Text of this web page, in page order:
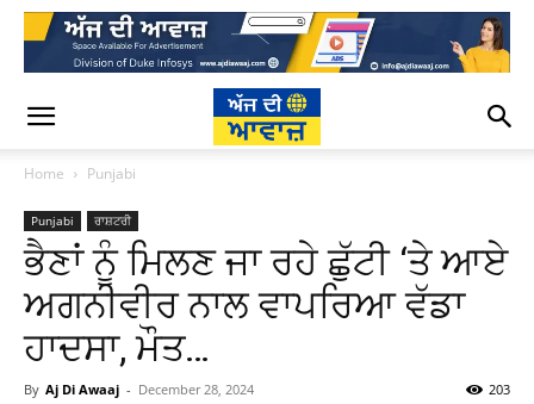
Home Punjabi
Punjabi ਰਾਸ਼ਟਰੀ
ਭੈਣਾਂ ਨੂੰ ਮਿਲਣ ਜਾ ਰਹੇ ਛੁੱਟੀ ‘ਤੇ ਆਏ
ਅਗਨੀਵੀਰ ਨਾਲ ਵਾਪਰਿਆ ਵੱਡਾ
ਹਾਦਸਾ, ਮੌਤ…
By Aj Di Awaaj - December 28, 2024 203